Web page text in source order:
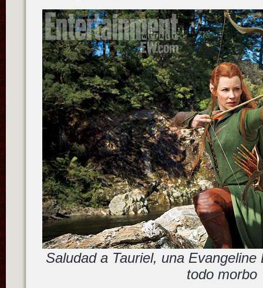
Saludad a Tauriel, una
todo morbo